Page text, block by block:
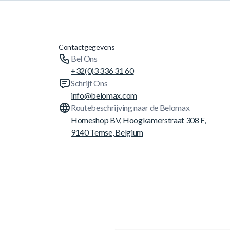
Contactgegevens
Bel Ons
+32(0)3 336 31 60
Schrijf Ons
info@belomax.com
Routebeschrijving naar de Belomax
Homeshop BV, Hoogkamerstraat 308 F,
9140 Temse, Belgium